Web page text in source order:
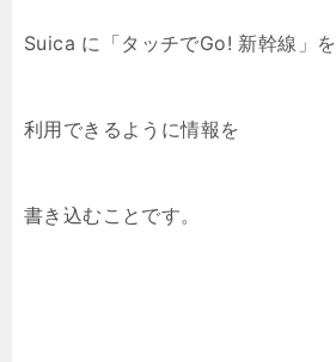
Suica に「タッチでGo! 新幹線」を
利用できるように情報を
書き込むことです。